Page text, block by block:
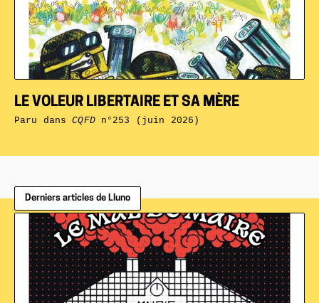
LE VOLEUR LIBERTAIRE ET SA MÈRE
Paru dansCQFDn°253 (juin 2026)
Derniers articles de Lluno